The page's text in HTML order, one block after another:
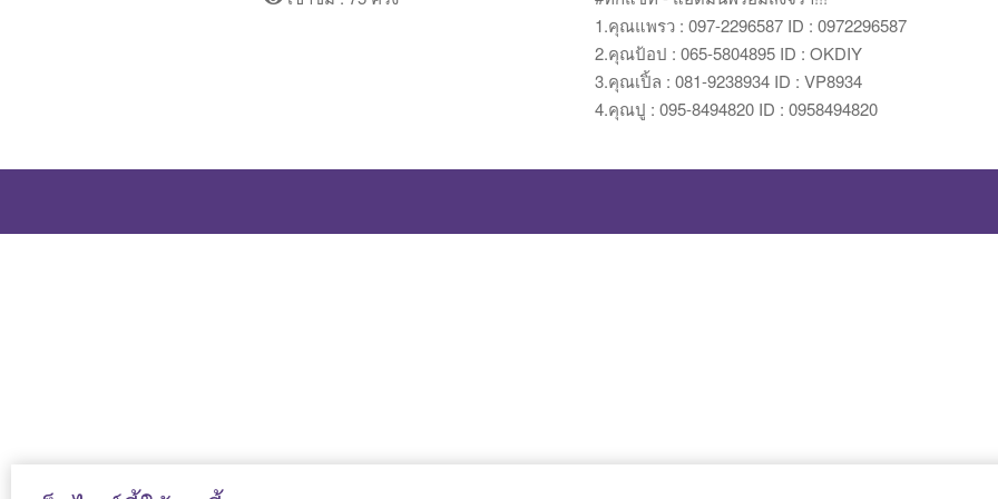
1.คุณแพรว : 097-2296587 ID : 0972296587
2.คุณป้อป : 065-5804895 ID : OKDIY
3.คุณเปิ้ล : 081-9238934 ID : VP8934
4.คุณปู : 095-8494820 ID : 0958494820